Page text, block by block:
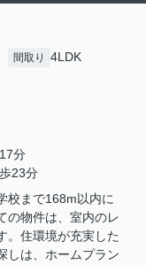
間取り 4LDK
分
23分
校まで168m以内に
の物件は、室内のレ
。住環境が充実した
しは、ホームプラン